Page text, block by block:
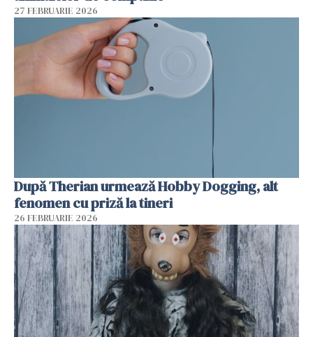
27 FEBRUARIE 2026
După Therian urmează Hobby Dogging, alt
fenomen cu priză la tineri
26 FEBRUARIE 2026